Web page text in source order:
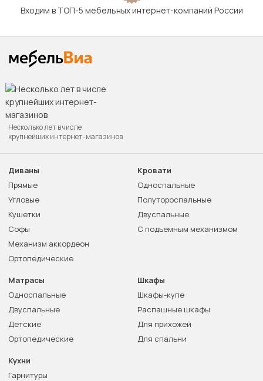
Входим в ТОП-5 мебельных интернет-компаний России
Несколько лет в числе
крупнейших интернет-магазинов
Диваны
Прямые
Угловые
Кушетки
Софы
Механизм аккордеон
Ортопедические
Кровати
Односпальные
Полутороспальные
Двуспальные
С подъемным механизмом
Матрасы
Односпальные
Двуспальные
Детские
Ортопедические
Шкафы
Шкафы-купе
Распашные шкафы
Для прихожей
Для спальни
Кухни
Гарнитуры